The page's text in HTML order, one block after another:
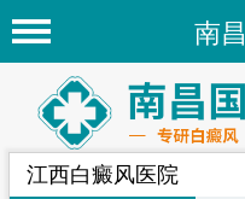
南
首页
医院简介
医院新闻
江西白癜风医院